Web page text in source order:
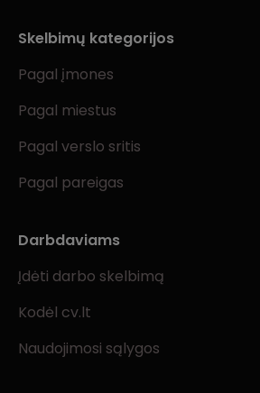
Skelbimų kategorijos
Pagal įmones
Pagal miestus
Pagal verslo sritis
Pagal pareigas
Darbdaviams
Įdėti darbo skelbimą
Kodėl cv.lt
Naudojimosi sąlygos